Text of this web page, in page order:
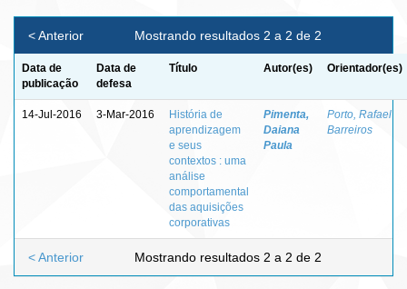
Mostrando resultados 2 a 2 de 2
< Anterior
Data de
publicação
Data de
defesa
Título Autor(es) Orientador(es)
14-Jul-2016 3-Mar-2016
História de
aprendizagem
e seus
contextos : uma
análise
comportamental
das aquisições
corporativas
Pimenta,
Daiana
Paula
Porto, Rafael
Barreiros
Mostrando resultados 2 a 2 de 2
< Anterior